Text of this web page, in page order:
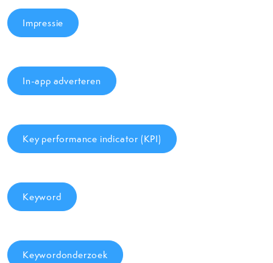
Impressie
In-app adverteren
Key performance indicator (KPI)
Keyword
Keywordonderzoek